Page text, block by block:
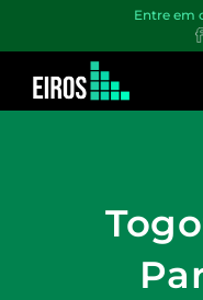
Entre em